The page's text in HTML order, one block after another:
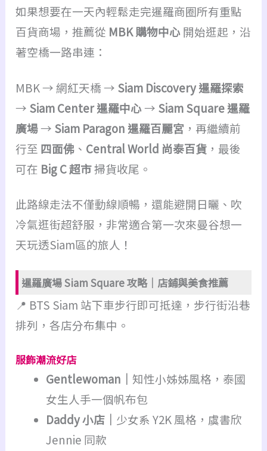
如果想要在一天內輕鬆走完暹羅商圈所有重點
百貨商場，推薦從 MBK 購物中心 開始逛起，沿
著空橋一路串連：
MBK → 網紅天橋 → Siam Discovery 暹羅探索
→ Siam Center 暹羅中心→ Siam Square 暹羅
廣場→ Siam Paragon 暹羅百麗宮 ，再繼續前
行至 四面佛 、 Central World 尚泰百貨 ，最後
可在 Big C 超市掃貨收尾。
此路線走法不僅動線順暢，還能避開日曬、吹
冷氣逛街超舒服，非常適合第一次來曼谷想一
天玩透Siam區的旅人！
暹羅廣場 Siam Square 攻略｜店鋪與美食推薦
📍 BTS Siam 站下車步行即可抵達，步行街沿巷
排列，各店分布集中。
服飾潮流好店
Gentlewoman｜ 知性小姊姊風格，泰國
女生人手一個帆布包
Daddy 小店｜ 少女系 Y2K 風格，虞書欣
Jennie 同款